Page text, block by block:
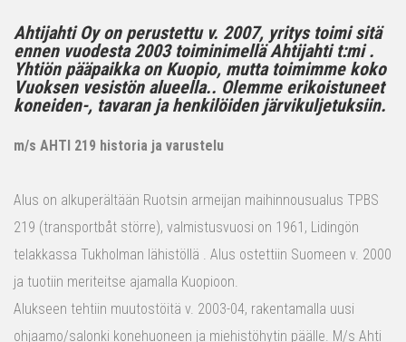
Ahtijahti Oy on perustettu v. 2007, yritys toimi sitä
ennen vuodesta 2003 toiminimellä Ahtijahti t:mi .
Yhtiön pääpaikka on Kuopio, mutta toimimme koko
Vuoksen vesistön alueella.. Olemme erikoistuneet
koneiden-, tavaran ja henkilöiden järvikuljetuksiin.
m/s AHTI 219 historia ja varustelu
Alus on alkuperältään Ruotsin armeijan maihinnousualus TPBS
219 (transportbåt större), valmistusvuosi on 1961, Lidingön
telakkassa Tukholman lähistöllä . Alus ostettiin Suomeen v. 2000
ja tuotiin meriteitse ajamalla Kuopioon.
Alukseen tehtiin muutostöitä v. 2003-04, rakentamalla uusi
ohjaamo/salonki konehuoneen ja miehistöhytin päälle. M/s Ahti